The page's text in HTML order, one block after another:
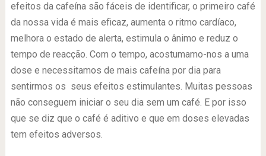
efeitos da cafeína são fáceis de identificar, o primeiro café
da nossa vida é mais eficaz, aumenta o ritmo cardíaco,
melhora o estado de alerta, estimula o ânimo e reduz o
tempo de reacção. Com o tempo, acostumamo-nos a uma
dose e necessitamos de mais cafeína por dia para
sentirmos os seus efeitos estimulantes. Muitas pessoas
não conseguem iniciar o seu dia sem um café. E por isso
que se diz que o café é aditivo e que em doses elevadas
tem efeitos adversos.